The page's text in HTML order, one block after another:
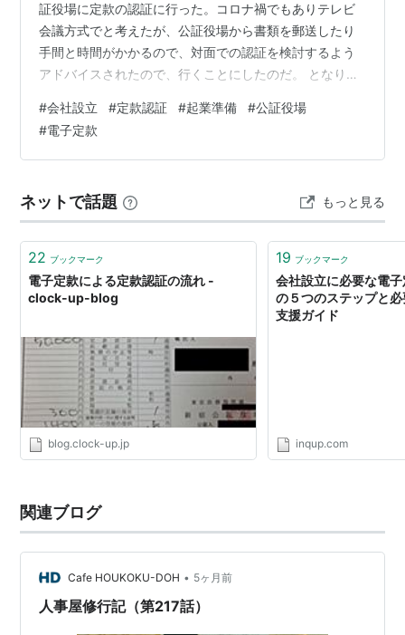
証役場に定款の認証に行った。コロナ禍でもありテレビ
会議方式でと考えたが、公証役場から書類を郵送したり
手間と時間がかかるので、対面での認証を検討するよう
アドバイスされたので、行くことにしたのだ。 となりの
室にあった。アポの時間の5分前にたずねると、公証人ら
しき白髪の紳士とアシスタントの女性、それから話の内
容から外国文認証を受けに来たらしき人の3人がいた。
明書と免許証を出すようにいわれ、渡して待つこと数
分。公証人が書類一式を持ってテーブルに着いた…
#会社設立 #定款認証 #起業準備 #公証役場
#電子定款
ネットで話題 もっと見る
22 ブックマーク
電子定款による定款認証の流れ -
clock-up-blog
blog.clock-up.jp
19 ブックマーク
会社設立に必要な電
の５つのステップと
支援ガイド
inqup.com
関連ブログ
Cafe HOUKOKU-DOH • 5ヶ月前
人事屋修行記（第217話）